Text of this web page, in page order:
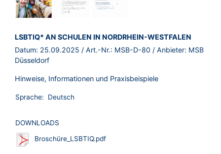
BROSCHÜRE:
LSBTIQ* AN SCHULEN IN NORDRHEIN-WESTFALEN
Datum: 25.09.2025 / Art.-Nr.: MSB-D-80 / Anbieter: MSB
Düsseldorf
Hinweise, Informationen und Praxisbeispiele
Sprache: Deutsch
DOWNLOADS
Broschüre_LSBTIQ.pdf